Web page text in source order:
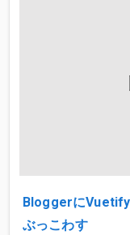
Bloggerに
ぶっこわす